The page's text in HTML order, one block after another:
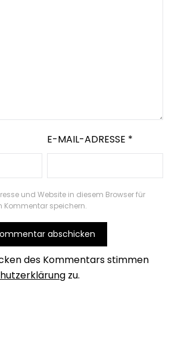
E-MAIL-ADRESSE *
und Website in diesem Browser für
Kommentar speichern.
des Kommentars stimmen
zu.